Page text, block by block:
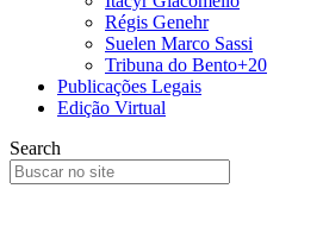
Régis Genehr
Suelen Marco Sassi
Tribuna do Bento+20
Publicações Legais
Edição Virtual
Search